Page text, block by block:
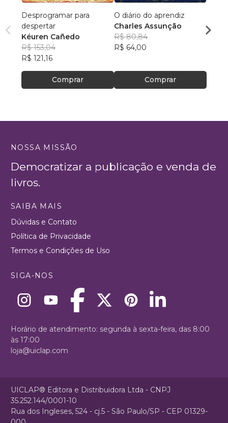
Desprogramar para
despertar
Kéuren Cañedo
R$ 153,04
R$ 121,16
Comprar
O diário do aprendiz
Charles Assunção
R$ 80,84
R$ 64,00
Comprar
NOSSA MISSÃO
Democratizar a publicação e venda de
livros.
SAIBA MAIS
Dúvidas e Contato
Política de Privacidade
Termos e Condições de Uso
SIGA-NOS
Horário de atendimento: segunda à sexta-feira, das 8:00
às 17:00
loja@uiclap.com
UICLAP® Editora e Distribuidora Ltda - CNPJ
35.252.144/0001-10
Rua dos Ingleses, 524 - cj.5 - São Paulo/SP - CEP 01329-